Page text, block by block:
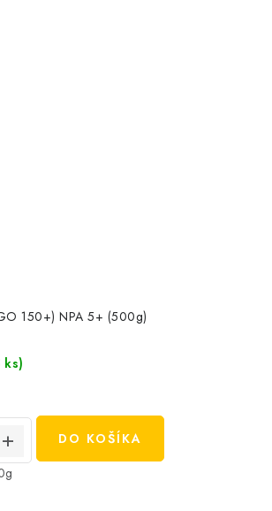
150+) NPA 5+ (500g)
ks)
DO KOŠÍKA